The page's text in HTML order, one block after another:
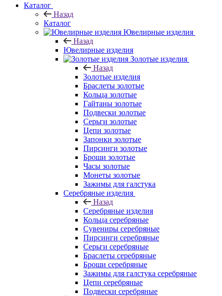
Каталог
Назад
Каталог
Ювелирные изделия
Назад
Ювелирные изделия
Золотые изделия
Назад
Золотые изделия
Браслеты золотые
Кольца золотые
Гайтаны золотые
Подвески золотые
Серьги золотые
Цепи золотые
Запонки золотые
Пирсинги золотые
Броши золотые
Часы золотые
Монеты золотые
Зажимы для галстука
Серебряные изделия
Назад
Серебряные изделия
Кольца серебряные
Сувениры серебряные
Пирсинги серебряные
Серьги серебряные
Браслеты серебряные
Броши серебряные
Зажимы для галстука серебряные
Цепи серебряные
Подвески серебряные